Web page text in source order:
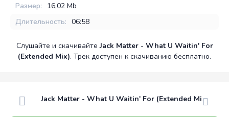
Размер:
16,02 Mb
Длительность: 06:58
Слушайте и скачивайтеJack Matter - What U Waitin' For
(Extended Mix). Трек доступен к скачиванию бесплатно.
Jack Matter - What U Waitin' For (Extended Mix)